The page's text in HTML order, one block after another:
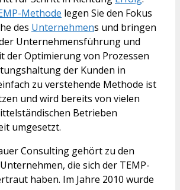
Methode legen Sie den Fokus
des Unternehmens und bringen
Unternehmensführung und
der Optimierung von Prozessen
der Kunden in
zu verstehende Methode ist
und wird bereits von vielen
Betrieben
umgesetzt.
Consulting gehört zu den
die sich der TEMP-
haben. Im Jahre 2010 wurde